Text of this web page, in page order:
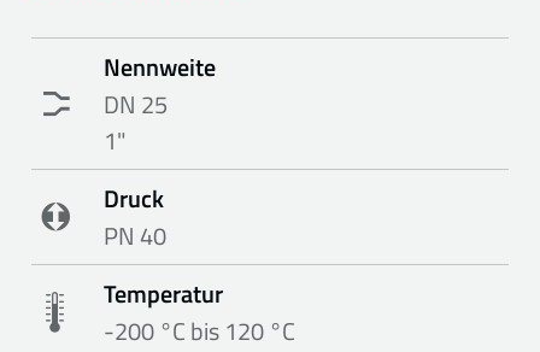
Nennweite
DN 25
1"
Druck
PN 40
Temperatur
-200 °C bis 120 °C